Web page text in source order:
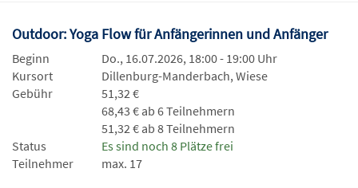
Outdoor: Yoga Flow für Anfängerinnen und Anfänger
Beginn
Do., 16.07.2026, 18:00 - 19:00 Uhr
Kursort
Dillenburg-Manderbach, Wiese
Gebühr
51,32 €
68,43 € ab 6 Teilnehmern
51,32 € ab 8 Teilnehmern
Status
Es sind noch 8 Plätze frei
Teilnehmer
max. 17